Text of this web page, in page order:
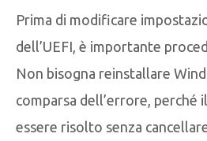
Prima di modificare
dell’UEFI, è importante
Non bisogna reinstallare
comparsa dell’errore, perché
essere risolto senza